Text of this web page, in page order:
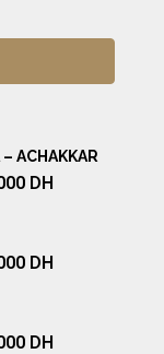
ACHAKKAR
DH
DH
DH